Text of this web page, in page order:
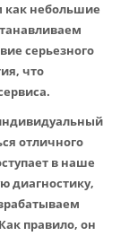
как небольшие
серьезного
что
отличного
в наше
диагностику,
правило, он